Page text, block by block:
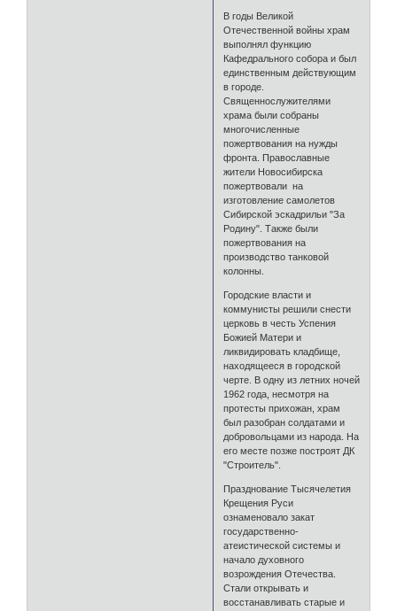
В годы Великой
Отечественной войны храм
выполнял функцию
Кафедрального собора и был
единственным действующим
в городе.
Священнослужителями
храма были собраны
многочисленные
пожертвования на нужды
фронта. Православные
жители Новосибирска
пожертвовали на
изготовление самолетов
Сибирской эскадрильи "За
Родину". Также были
пожертвования на
производство танковой
колонны.
Городские власти и
коммунисты решили снести
церковь в честь Успения
Божией Матери и
ликвидировать кладбище,
находящееся в городской
черте. В одну из летних ночей
1962 года, несмотря на
протесты прихожан, храм
был разобран солдатами и
добровольцами из народа. На
его месте позже построят ДК
"Строитель".
Празднование Тысячелетия
Крещения Руси
ознаменовало закат
государственно-
атеистической системы и
начало духовного
возрождения Отечества.
Стали открывать и
восстанавливать старые и